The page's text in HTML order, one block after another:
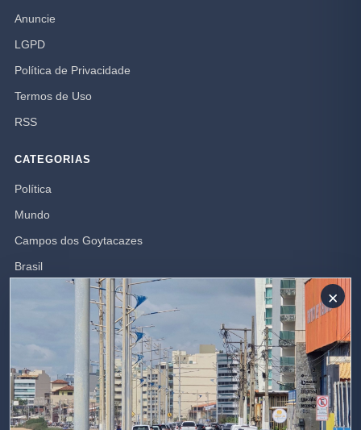
Anuncie
LGPD
Política de Privacidade
Termos de Uso
RSS
CATEGORIAS
Política
Mundo
Campos dos Goytacazes
Brasil
Polícia
SIGA-NOS
×